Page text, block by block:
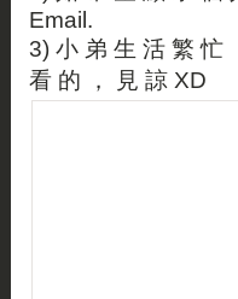
Email.
3) 小 弟 生 活 繁 忙
看 的 ， 見 諒 XD